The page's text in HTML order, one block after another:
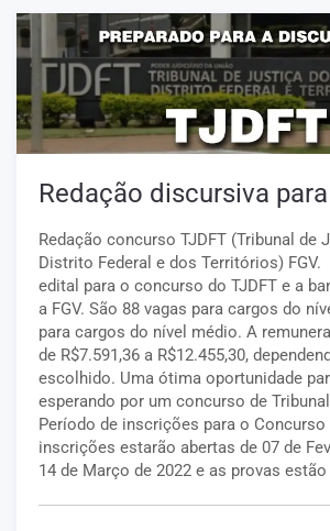
Redação discursiva
Redação concurso TJDFT (Tribunal de
Distrito Federal e dos Territórios)
edital para o concurso do TJDFT e a
a FGV. São 88 vagas para cargos do
para cargos do nível médio. A
de R$7.591,36 a R$12.455,30,
escolhido. Uma ótima oportunidade
esperando por um concurso de
Período de inscrições para o Concurso
inscrições estarão abertas de 07 de
14 de Março de 2022 e as provas